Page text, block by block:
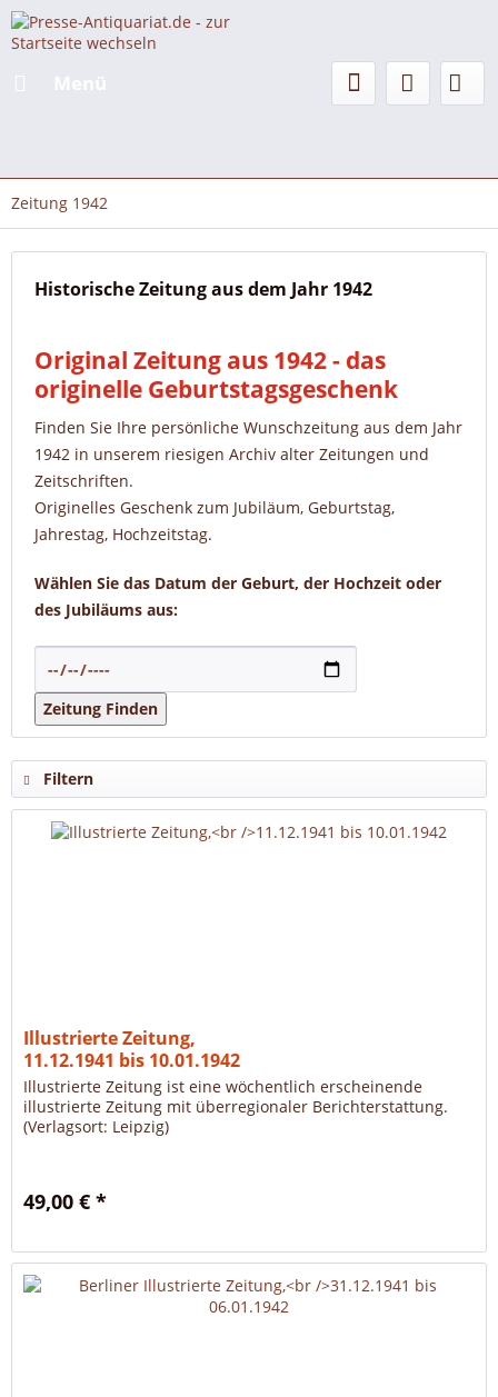
Zeitung 1942
Historische Zeitung aus dem Jahr 1942
Original Zeitung aus 1942 - das
originelle Geburtstagsgeschenk
Finden Sie Ihre persönliche Wunschzeitung aus dem Jahr
1942 in unserem riesigen Archiv alter Zeitungen und
Zeitschriften.
Originelles Geschenk zum Jubiläum, Geburtstag,
Jahrestag, Hochzeitstag.
Wählen Sie das Datum der Geburt, der Hochzeit oder
des Jubiläums aus:
Zeitung Finden
Filtern
Illustrierte Zeitung,
11.12.1941 bis 10.01.1942
Illustrierte Zeitung ist eine wöchentlich erscheinende
illustrierte Zeitung mit überregionaler Berichterstattung.
(Verlagsort: Leipzig)
49,00 € *